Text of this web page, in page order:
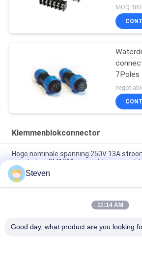
7Poles
200V
Klemmenblokconnector
Hoge nominale spanning 250V 13A
aansluiting GM1311 mannelijke
Hoogspanningsstroomkabel
terminalblok aansluiting
250V 13A stroomkabel gezamenlijke
Steven
11:14 AM
Good day, what product are you looking